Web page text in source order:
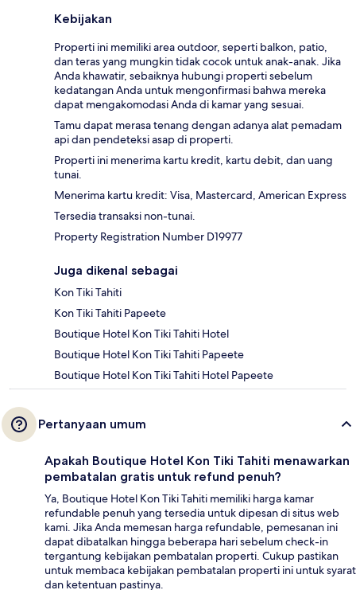
Kebijakan
Properti ini memiliki area outdoor, seperti balkon, patio,
dan teras yang mungkin tidak cocok untuk anak-anak. Jika
Anda khawatir, sebaiknya hubungi properti sebelum
kedatangan Anda untuk mengonfirmasi bahwa mereka
dapat mengakomodasi Anda di kamar yang sesuai.
Tamu dapat merasa tenang dengan adanya alat pemadam
api dan pendeteksi asap di properti.
Properti ini menerima kartu kredit, kartu debit, dan uang
tunai.
Menerima kartu kredit: Visa, Mastercard, American Express
Tersedia transaksi non-tunai.
Property Registration Number D19977
Juga dikenal sebagai
Kon Tiki Tahiti
Kon Tiki Tahiti Papeete
Boutique Hotel Kon Tiki Tahiti Hotel
Boutique Hotel Kon Tiki Tahiti Papeete
Boutique Hotel Kon Tiki Tahiti Hotel Papeete
Pertanyaan umum
Apakah Boutique Hotel Kon Tiki Tahiti menawarkan
pembatalan gratis untuk refund penuh?
Ya, Boutique Hotel Kon Tiki Tahiti memiliki harga kamar
refundable penuh yang tersedia untuk dipesan di situs web
kami. Jika Anda memesan harga refundable, pemesanan ini
dapat dibatalkan hingga beberapa hari sebelum check-in
tergantung kebijakan pembatalan properti. Cukup pastikan
untuk membaca kebijakan pembatalan properti ini untuk syarat
dan ketentuan pastinya.